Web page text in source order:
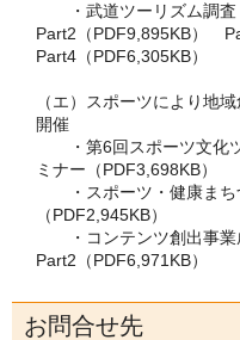
・武道ツーリズム調
Part2（PDF9,895KB）
Part4（PDF6,305KB）
（エ）スポーツにより地
開催
・第6回スポーツ文化ツ
ミナー （PDF3,698KB）
・スポーツ・健康まち
（PDF2,945KB）
・コンテンツ創出事業
Part2（PDF6,971KB）
お問合せ先